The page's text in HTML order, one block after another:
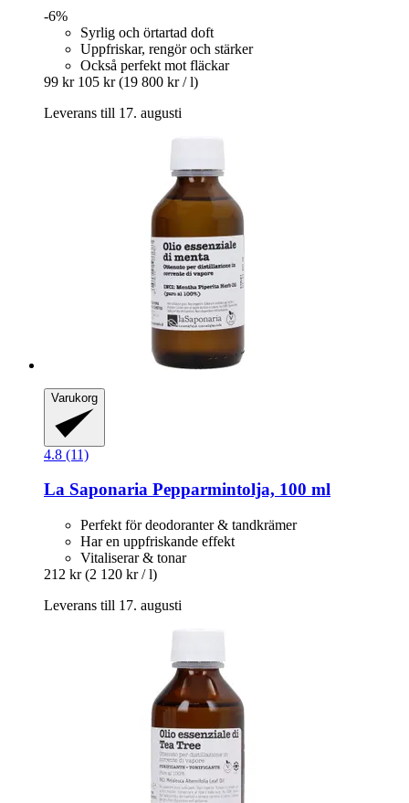
-6%
Syrlig och örtartad doft
Uppfriskar, rengör och stärker
Också perfekt mot fläckar
99 kr 105 kr (19 800 kr / l)
Leverans till 17. augusti
Varukorg
4.8 (11)
La Saponaria Pepparmintolja, 100 ml
Perfekt för deodoranter & tandkrämer
Har en uppfriskande effekt
Vitaliserar & tonar
212 kr (2 120 kr / l)
Leverans till 17. augusti